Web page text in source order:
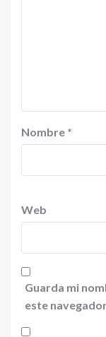
Nombre *
Web
Guarda mi
este